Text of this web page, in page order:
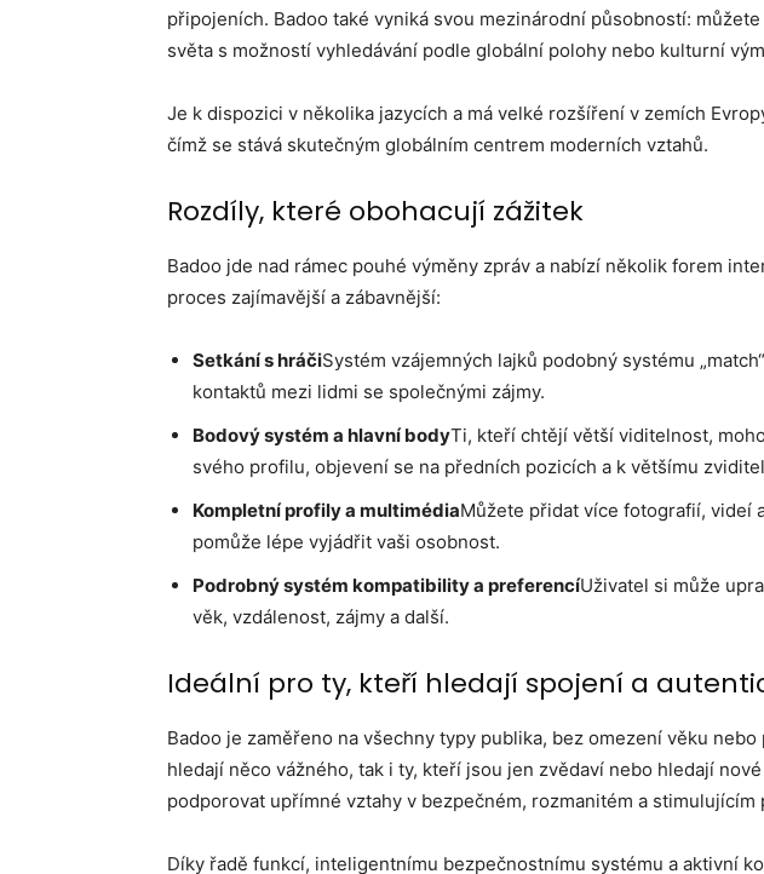
připojeních. Badoo také vyniká svou mezinárodní působností:
světa s možností vyhledávání podle globální polohy nebo kulturní
Je k dispozici v několika jazycích a má velké rozšíření v zemích
čímž se stává skutečným globálním centrem moderních vztahů.
Rozdíly, které obohacují zážitek
Badoo jde nad rámec pouhé výměny zpráv a nabízí několik forem
proces zajímavější a zábavnější:
Setkání s hráčiSystém vzájemných lajků podobný systému
kontaktů mezi lidmi se společnými zájmy.
Bodový systém a hlavní bodyTi, kteří chtějí větší viditelnost,
svého profilu, objevení se na předních pozicích a k většímu
Kompletní profily a multimédiaMůžete přidat více fotografií, videí
pomůže lépe vyjádřit vaši osobnost.
Podrobný systém kompatibility a preferencíUživatel si může
věk, vzdálenost, zájmy a další.
Ideální pro ty, kteří hledají spojení a
Badoo je zaměřeno na všechny typy publika, bez omezení věku
hledají něco vážného, tak i ty, kteří jsou jen zvědaví nebo hledají
podporovat upřímné vztahy v bezpečném, rozmanitém a stimulujícím
Díky řadě funkcí, inteligentnímu bezpečnostnímu systému a aktivní